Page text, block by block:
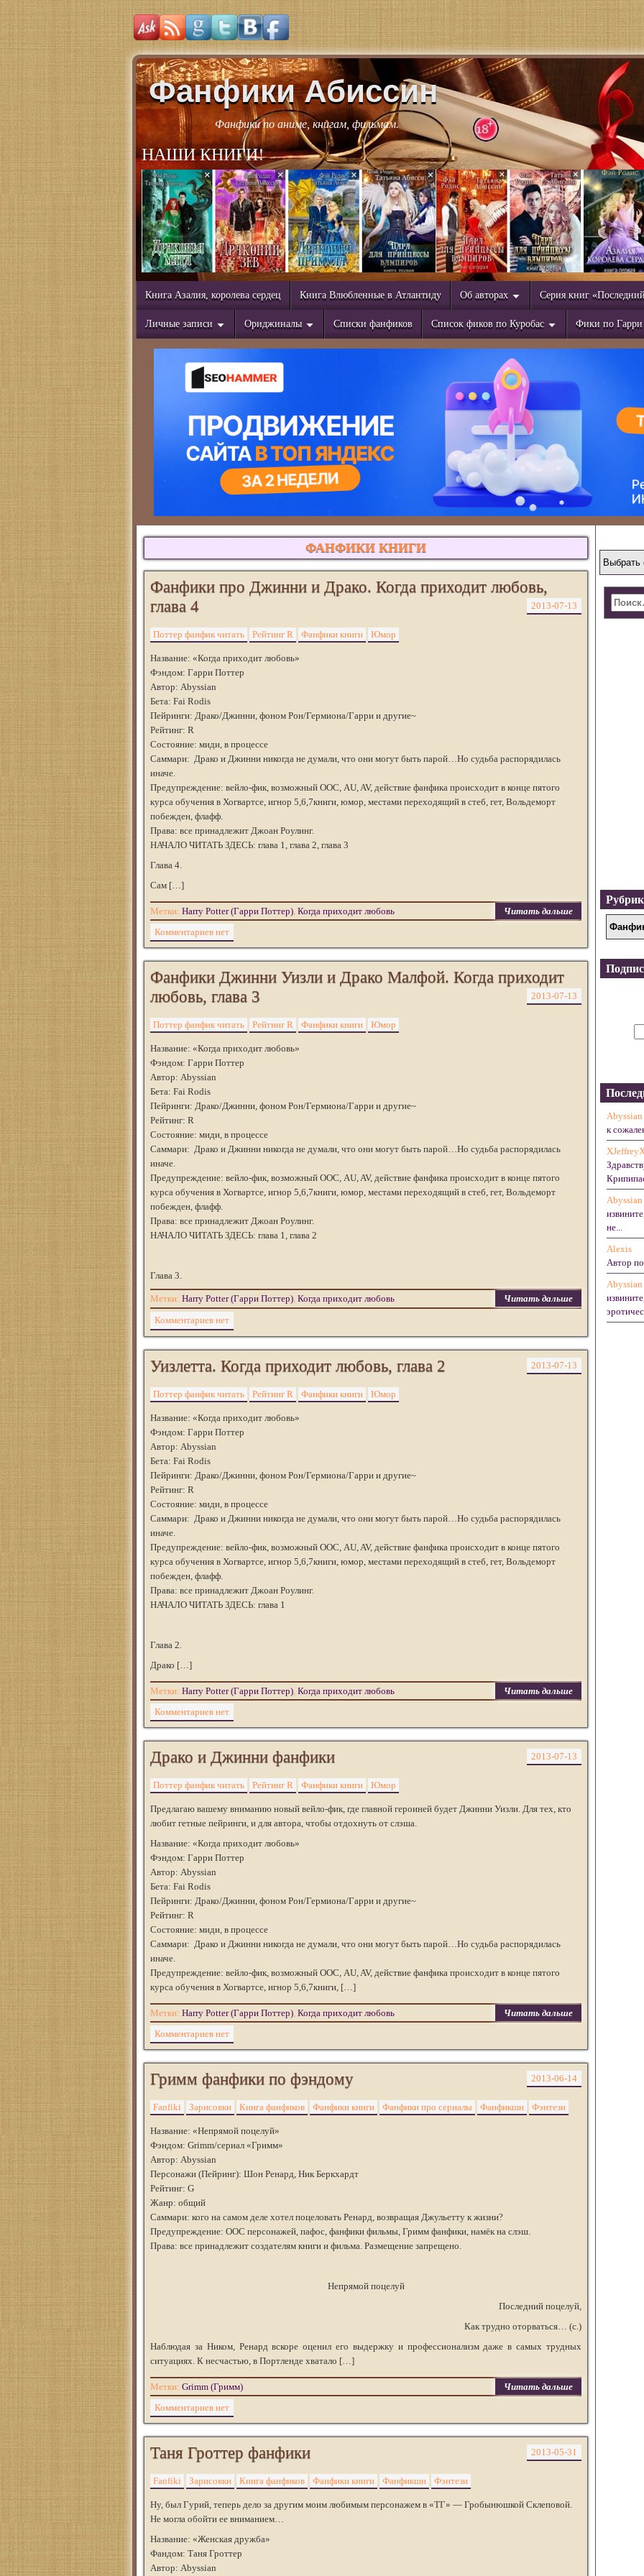
Фанфики Абиссин
Фанфики по аниме, книгам, фильмам.
НАШИ КНИГИ!
Книга Азалия, королева сердец Книга Влюбленные в Атлантиду Об авторах Серия книг
Личные записи Ориджиналы Списки фанфиков Список фиков по Куробас Фики по Гарри
ФАНФИКИ КНИГИ
Фанфики про Джинни и Драко. Когда приходит любовь,
глава 4
2013-07-13
Поттер фанфик читать Рейтинг R Фанфики книги Юмор
Название: «Когда приходит любовь»
Фэндом: Гарри Поттер
Автор: Abyssian
Бета: Fai Rodis
Пейринги: Драко/Джинни, фоном Рон/Гермиона/Гарри и другие~
Рейтинг: R
Состояние: миди, в процессе
Саммари: Драко и Джинни никогда не думали, что они могут быть парой…Но судьба распорядилась
иначе.
Предупреждение: вейло-фик, возможный ООС, AU, AV, действие фанфика происходит в конце пятого
курса обучения в Хогвартсе, игнор 5,6,7книги, юмор, местами переходящий в стеб, гет, Вольдеморт
побежден, флафф.
Права: все принадлежит Джоан Роулинг.
НАЧАЛО ЧИТАТЬ ЗДЕСЬ: глава 1, глава 2, глава 3
Глава 4.
Сам […]
Читать дальше
Метки: Harry Potter (Гарри Поттер) Когда приходит любовь
Комментариев нет
Фанфики Джинни Уизли и Драко Малфой. Когда приходит
любовь, глава 3
2013-07-13
Поттер фанфик читать Рейтинг R Фанфики книги Юмор
Название: «Когда приходит любовь»
Фэндом: Гарри Поттер
Автор: Abyssian
Бета: Fai Rodis
Пейринги: Драко/Джинни, фоном Рон/Гермиона/Гарри и другие~
Рейтинг: R
Состояние: миди, в процессе
Саммари: Драко и Джинни никогда не думали, что они могут быть парой…Но судьба распорядилась
иначе.
Предупреждение: вейло-фик, возможный ООС, AU, AV, действие фанфика происходит в конце пятого
курса обучения в Хогвартсе, игнор 5,6,7книги, юмор, местами переходящий в стеб, гет, Вольдеморт
побежден, флафф.
Права: все принадлежит Джоан Роулинг.
НАЧАЛО ЧИТАТЬ ЗДЕСЬ: глава 1, глава 2
Глава 3.
Читать дальше
Метки: Harry Potter (Гарри Поттер) Когда приходит любовь
Комментариев нет
Уизлетта. Когда приходит любовь, глава 2 2013-07-13
Поттер фанфик читать Рейтинг R Фанфики книги Юмор
Название: «Когда приходит любовь»
Фэндом: Гарри Поттер
Автор: Abyssian
Бета: Fai Rodis
Пейринги: Драко/Джинни, фоном Рон/Гермиона/Гарри и другие~
Рейтинг: R
Состояние: миди, в процессе
Саммари: Драко и Джинни никогда не думали, что они могут быть парой…Но судьба распорядилась
иначе.
Предупреждение: вейло-фик, возможный ООС, AU, AV, действие фанфика происходит в конце пятого
курса обучения в Хогвартсе, игнор 5,6,7книги, юмор, местами переходящий в стеб, гет, Вольдеморт
побежден, флафф.
Права: все принадлежит Джоан Роулинг.
НАЧАЛО ЧИТАТЬ ЗДЕСЬ: глава 1
Глава 2.
Драко […]
Читать дальше
Метки: Harry Potter (Гарри Поттер) Когда приходит любовь
Комментариев нет
Драко и Джинни фанфики 2013-07-13
Поттер фанфик читать Рейтинг R Фанфики книги Юмор
Предлагаю вашему вниманию новый вейло-фик, где главной героиней будет Джинни Уизли. Для тех, кто
любит гетные пейринги, и для автора, чтобы отдохнуть от слэша.
Название: «Когда приходит любовь»
Фэндом: Гарри Поттер
Автор: Abyssian
Бета: Fai Rodis
Пейринги: Драко/Джинни, фоном Рон/Гермиона/Гарри и другие~
Рейтинг: R
Состояние: миди, в процессе
Саммари: Драко и Джинни никогда не думали, что они могут быть парой…Но судьба распорядилась
иначе.
Предупреждение: вейло-фик, возможный ООС, AU, AV, действие фанфика происходит в конце пятого
курса обучения в Хогвартсе, игнор 5,6,7книги, […]
Читать дальше
Метки: Harry Potter (Гарри Поттер) Когда приходит любовь
Комментариев нет
Гримм фанфики по фэндому 2013-06-14
Fanfiki Зарисовки Книга фанфиков Фанфики книги Фанфики про сериалы Фанфикшн Фэнтези
Название: «Непрямой поцелуй»
Фэндом: Grimm/сериал «Гримм»
Автор: Abyssian
Персонажи (Пейринг): Шон Ренард, Ник Беркхардт
Рейтинг: G
Жанр: общий
Саммари: кого на самом деле хотел поцеловать Ренард, возвращая Джульетту к жизни?
Предупреждение: ООС персонажей, пафос, фанфики фильмы, Гримм фанфики, намёк на слэш.
Права: все принадлежит создателям книги и фильма. Размещение запрещено.
Непрямой поцелуй
Последний поцелуй,
Как трудно оторваться… (с.)
Наблюдая за Ником, Ренард вскоре оценил его выдержку и профессионализм даже в самых трудных
ситуациях. К несчастью, в Портленде хватало […]
Читать дальше
Метки: Grimm (Гримм)
Комментариев нет
Таня Гроттер фанфики 2013-05-31
Fanfiki Зарисовки Книга фанфиков Фанфики книги Фанфикшн Фэнтези
Ну, был Гурий, теперь дело за другим моим любимым персонажем в «ТГ» — Гробынюшкой Склеповой.
Не могла обойти ее вниманием…
Название: «Женская дружба»
Фандом: Таня Гроттер
Автор: Abyssian
Abyssian
к
Abyssian
не...
Alexis
Автор
Abyssian